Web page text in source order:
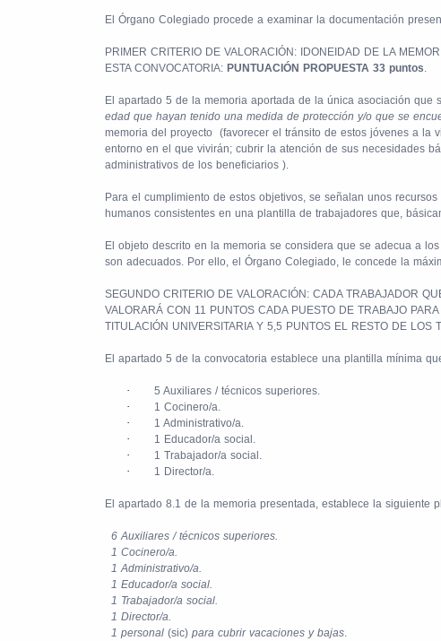
El Órgano Colegiado procede a examinar la documentación
PRIMER CRITERIO DE VALORACIÓN: IDONEIDAD DE LA
ESTA CONVOCATORIA: PUNTUACIÓN PROPUESTA 33 puntos
El apartado 5 de la memoria aportada de la única asociación
edad que hayan tenido una medida de protección y/o que se
memoria del proyecto
(favorecer el tránsito de estos jóvenes a la
entorno en el que vivirán; cubrir la atención de sus necesidades
administrativos de los beneficiarios ).
Para el cumplimiento de estos objetivos, se señalan unos
humanos consistentes en una plantilla de trabajadores que,
El objeto descrito en la memoria se considera que se adecua a
son adecuados. Por ello, el Órgano Colegiado, le concede la
SEGUNDO CRITERIO DE VALORACIÓN: CADA TRABAJADOR
VALORARÁ CON 11 PUNTOS CADA PUESTO DE TRABAJO
TITULACIÓN UNIVERSITARIA Y 5,5 PUNTOS EL RESTO DE LOS
El apartado 5 de la convocatoria establece una plantilla mínima
· 5 Auxiliares / técnicos superiores.
· 1 Cocinero/a.
· 1 Administrativo/a.
· 1 Educador/a social.
· 1 Trabajador/a social.
· 1 Director/a.
El apartado 8.1 de la memoria presentada, establece la siguiente
6 Auxiliares / técnicos superiores.
1 Cocinero/a.
1 Administrativo/a.
1 Educador/a social.
1 Trabajador/a social.
1 Director/a.
1 personal (sic) para cubrir vacaciones y bajas